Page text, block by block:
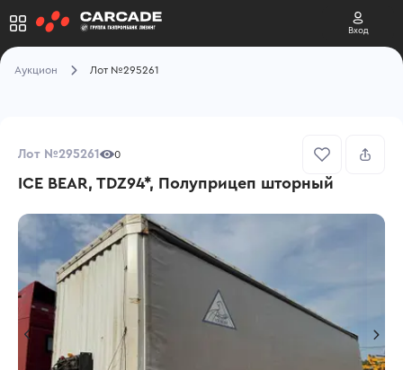
Вход
Аукцион Лот №295261
Лот №295261 0
ICE BEAR, TDZ94*, Полуприцеп шторный